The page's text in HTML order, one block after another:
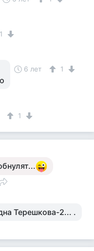
1
6 лет 1
1
Терешкова-2... .